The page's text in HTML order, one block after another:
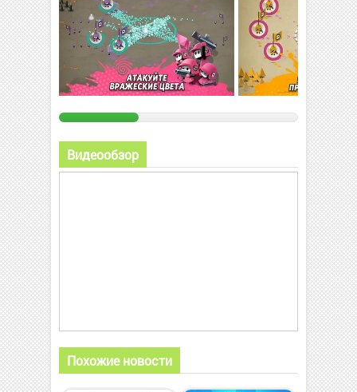
Видеообзор
Похожие новости